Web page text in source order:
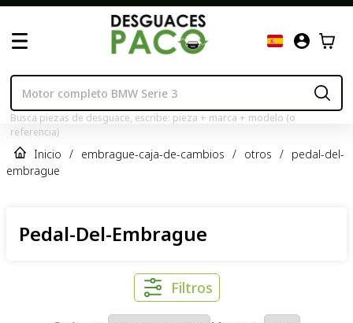
Busca piezas de desguace, escribe: pieza + marca + modelo (o
referencia)
Inicio / embrague-caja-de-cambios / otros / pedal-del-
embrague
Pedal-Del-Embrague
Filtros